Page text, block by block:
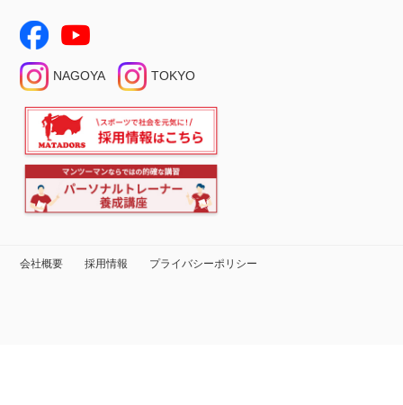
NAGOYA TOKYO
会社概要 採用情報 プライバシーポリシー